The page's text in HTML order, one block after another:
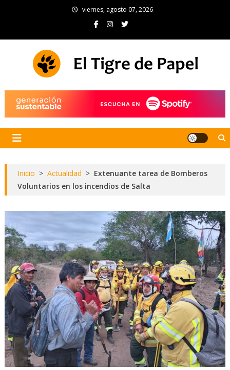
viernes, agosto 07, 2026
Inicio > Actualidad > Extenuante tarea de Bomberos
Voluntarios en los incendios de Salta